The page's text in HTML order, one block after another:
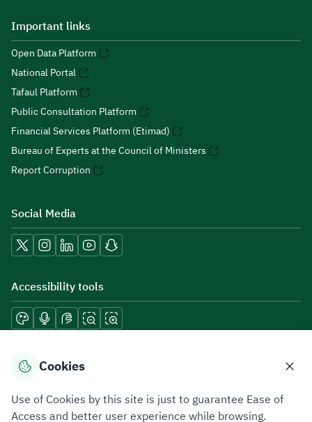
Important links
Open Data Platform
National Portal
Tafaul Platform
Public Consultation Platform
Financial Services Platform (Etimad)
Bureau of Experts at the Council of Ministers
Report Corruption
Social Media
Accessibility tools
Download mobile applications
Cookies
Use of Cookies by this site is just to guarantee Ease of
Access and better user experience while browsing.